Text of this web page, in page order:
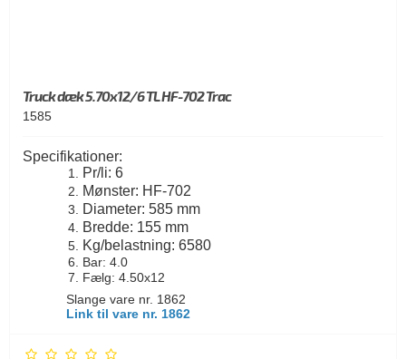
Truck dæk 5.70x12/6 TL HF-702 Trac
1585
Specifikationer:
Pr/li: 6
Mønster: HF-702
Diameter: 585 mm
Bredde: 155 mm
Kg/belastning: 6580
Bar: 4.0
Fælg: 4.50x12
Slange vare nr. 1862
Link til vare nr. 1862